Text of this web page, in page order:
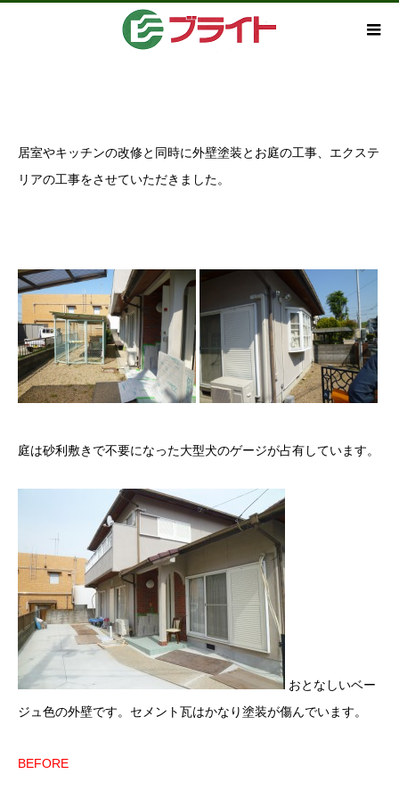
居室やキッチンの改修と同時に外壁塗装とお庭の工事、エクステ
リアの工事をさせていただきました。
庭は砂利敷きで不要になった大型犬のゲージが占有しています。
おとなしいベー
ジュ色の外壁です。セメント瓦はかなり塗装が傷んでいます。
BEFORE